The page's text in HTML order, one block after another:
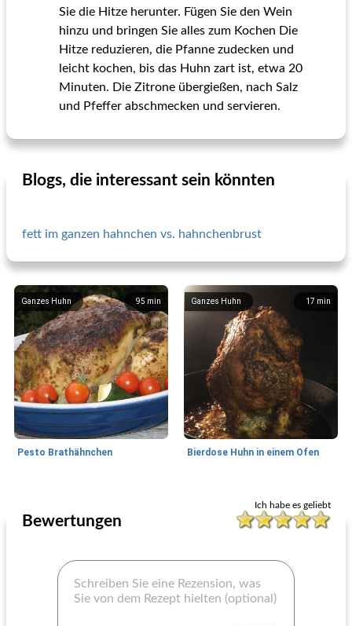
Sie die Hitze herunter. Fügen Sie den Wein
hinzu und bringen Sie alles zum Kochen Die
Hitze reduzieren, die Pfanne zudecken und
leicht kochen, bis das Huhn zart ist, etwa 20
Minuten. Die Zitrone übergießen, nach Salz
und Pfeffer abschmecken und servieren.
Blogs, die interessant sein könnten
fett im ganzen hahnchen vs. hahnchenbrust
95 min
Ganzes Huhn
Pesto Brathähnchen
17 min
Ganzes Huhn
Bierdose Huhn in einem Ofen
Ich habe es geliebt
Bewertungen